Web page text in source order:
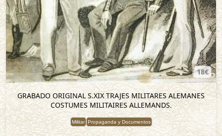
18€
GRABADO ORIGINAL S.XIX TRAJES MILITARES ALEMANES
COSTUMES MILITAIRES ALLEMANDS.
Militar Propaganda y Documentos